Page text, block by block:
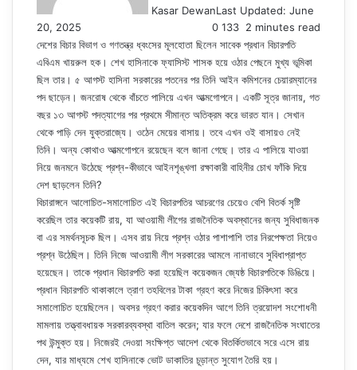
Kasar DewanLast Updated: June
20, 2025
0 133 2 minutes read
দেশের বিচার বিভাগ ও গণতন্ত্র ধ্বংসের মূলহোতা ছিলেন সাবেক প্রধান বিচারপতি
এবিএম খায়রুল হক। শেখ হাসিনাকে ফ্যাসিস্ট শাসক হয়ে ওঠার পেছনে মুখ্য ভূমিকা
ছিল তার। ৫ আগস্ট হাসিনা সরকারের পতনের পর তিনি আইন কমিশনের চেয়ারম্যানের
পদ ছাড়েন। জনরোষ থেকে বাঁচতে পালিয়ে এখন আত্মগোপনে। একটি সূত্র জানায়, গত
বছর ১৩ আগস্ট পদত্যাগের পর প্রথমে সীমান্ত অতিক্রম করে ভারত যান। সেখান
থেকে পাড়ি দেন যুক্তরাজ্যে। ওঠেন মেয়ের বাসায়। তবে এখন ওই বাসায়ও নেই
তিনি। অন্য কোথাও আত্মগোপনে রয়েছেন বলে জানা গেছে। তার এ পালিয়ে যাওয়া
নিয়ে জনমনে উঠেছে প্রশ্ন-কীভাবে আইনশৃঙ্খলা রক্ষাকারী বাহিনীর চোখ ফাঁকি দিয়ে
দেশ ছাড়লেন তিনি?
বিচারাঙ্গনে আলোচিত-সমালোচিত এই বিচারপতির আচরণের চেয়েও বেশি বিতর্ক সৃষ্টি
করেছিল তার কয়েকটি রায়, যা আওয়ামী লীগের রাজনৈতিক অবস্থানের জন্য সুবিধাজনক
বা এর সমর্থনসূচক ছিল। এসব রায় নিয়ে প্রশ্ন ওঠার পাশাপাশি তার নিরপেক্ষতা নিয়েও
প্রশ্ন উঠেছিল। তিনি নিজে আওয়ামী লীগ সরকারের আমলে নানাভাবে সুবিধাপ্রাপ্ত
হয়েছেন। তাকে প্রধান বিচারপতি করা হয়েছিল কয়েকজন জ্যেষ্ঠ বিচারপতিকে ডিঙিয়ে।
প্রধান বিচারপতি থাকাকালে ত্রাণ তহবিলের টাকা গ্রহণ করে নিজের চিকিৎসা করে
সমালোচিত হয়েছিলেন। অবসর গ্রহণ করার কয়েকদিন আগে তিনি ত্রয়োদশ সংশোধনী
মামলায় তত্ত্বাবধায়ক সরকারব্যবস্থা বাতিল করেন; যার ফলে দেশে রাজনৈতিক সংঘাতের
পথ উন্মুক্ত হয়। নিজেরই দেওয়া সংক্ষিপ্ত আদেশ থেকে বিতর্কিতভাবে সরে এসে রায়
দেন, যার মাধ্যমে শেখ হাসিনাকে ভোট ডাকাতির চূড়ান্ত সুযোগ তৈরি হয়।